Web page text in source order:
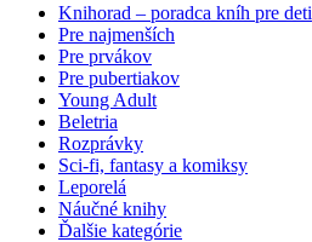
Knihorad – poradca kníh pre deti
Pre najmenších
Pre prvákov
Pre pubertiakov
Young Adult
Beletria
Rozprávky
Sci-fi, fantasy a komiksy
Leporelá
Náučné knihy
Ďalšie kategórie